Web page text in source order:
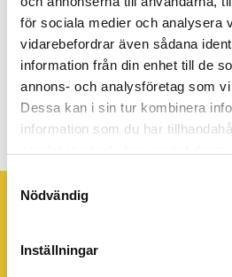
för sociala medier och analysera
vidarebefordrar även sådana
information från din enhet till de
annons- och analysföretag som
Dessa kan i sin tur kombinera
information som du har
Nödvändig
Inställningar
rainforest coffee